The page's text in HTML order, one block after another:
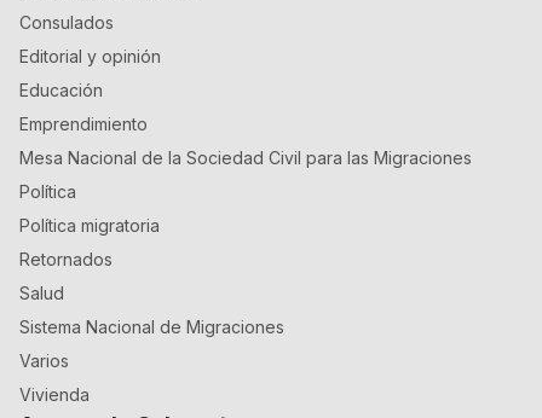
Consulados
Editorial y opinión
Educación
Emprendimiento
Mesa Nacional de la Sociedad Civil para las Migraciones
Política
Política migratoria
Retornados
Salud
Sistema Nacional de Migraciones
Varios
Vivienda